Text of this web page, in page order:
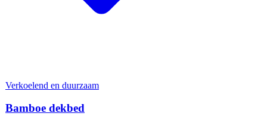
Verkoelend en duurzaam
Bamboe dekbed